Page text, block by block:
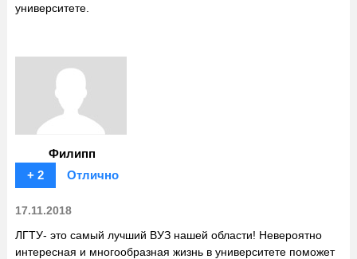
университете.
Филипп
+ 2
Отлично
17.11.2018
ЛГТУ- это самый лучший ВУЗ нашей области! Невероятно
интересная и многообразная жизнь в университете поможет